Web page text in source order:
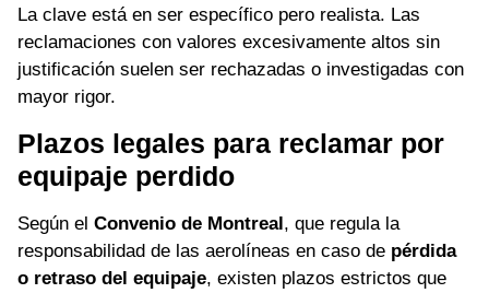
La clave está en ser específico pero realista. Las
reclamaciones con valores excesivamente altos sin
justificación suelen ser rechazadas o investigadas con
mayor rigor.
Plazos legales para reclamar por
equipaje perdido
Según el Convenio de Montreal, que regula la
responsabilidad de las aerolíneas en caso de pérdida
o retraso del equipaje, existen plazos estrictos que